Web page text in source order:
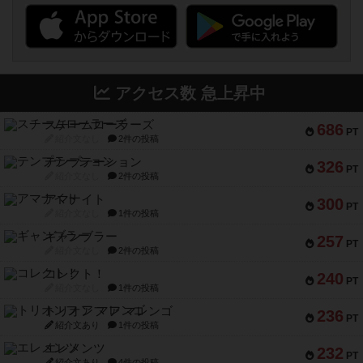
アクセス数 急上昇中
686 PT
スチームローラーズ
2件の投稿
326 PT
テンプテーション
2件の投稿
300 PT
アマナイト
1件の投稿
257 PT
ギャンブラー
2件の投稿
240 PT
コレクト！
1件の投稿
236 PT
トリオンフ ア マレンゴ
紹介文あり 1件の投稿
232 PT
エレメンツ